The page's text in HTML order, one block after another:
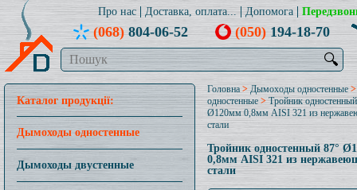
Про нас Доставка, оплата... Допомога
(068)804-06-52 (050)194-18-70
🔍
Каталог продукції:
Дымоходы одностенные
Дымоходы двустенные
Головна > Дымоходы одностенные
одностенные >Тройник
Ø120мм 0,8мм AISI 321 из
стали
Тройник одностенный 87°
0,8мм AISI 321 из
стали